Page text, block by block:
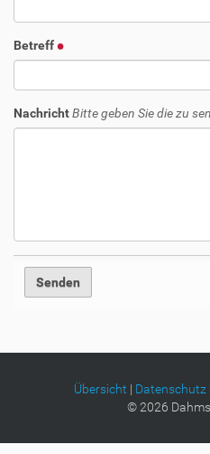
Betreff
NachrichtBitte geben Sie die zu
Übersicht | Datenschutz|
©2026